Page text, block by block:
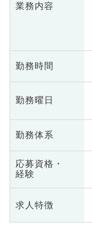
業務内容
勤務時間
勤務曜日
勤務体系
応募資格・
経験
求人特徴